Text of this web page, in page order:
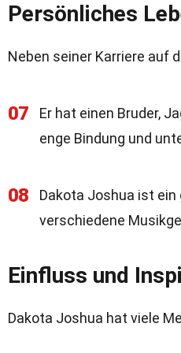
Persönliches
Neben seiner Karriere auf
07
Er hat einen Bruder,
enge Bindung und
08
Dakota Joshua ist ein
verschiedene
Einfluss und
Dakota Joshua hat viele